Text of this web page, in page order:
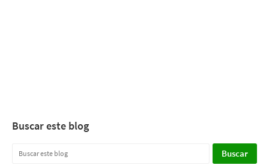
Buscar este blog